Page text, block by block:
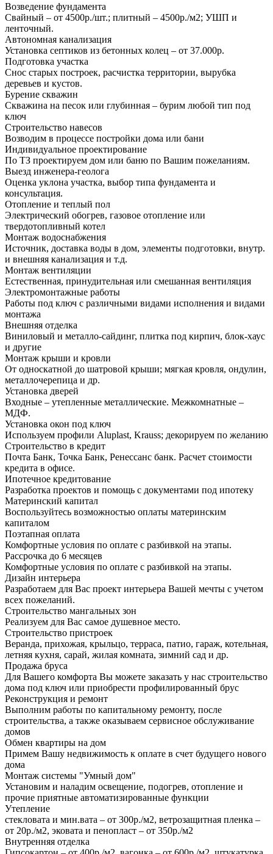
Возведение фундамента
Свайный – от 4500р./шт.; плитный – 4500р./м2; УШП и
ленточный.
Автономная канализация
Установка септиков из бетонных колец – от 37.000р.
Подготовка участка
Снос старых построек, расчистка территории, вырубка
деревьев и кустов.
Бурение скважин
Скважина на песок или глубинная – бурим любой тип под
ключ
Строительство навесов
Возводим в процессе постройки дома или бани
Индивидуальное проектирование
По ТЗ проектируем дом или баню по Вашим пожеланиям.
Выезд инженера-геолога
Оценка уклона участка, выбор типа фундамента и
консультация.
Отопление и теплый пол
Электрический обогрев, газовое отопление или
твердотопливный котел
Монтаж водоснабжения
Источник, доставка воды в дом, элементы подготовки, внутр.
и внешняя канализация и т.д.
Монтаж вентиляции
Естественная, принудительная или смешанная вентиляция
Электромонтажные работы
Работы под ключ с различными видами исполнения и видами
монтажа
Внешняя отделка
Виниловый и металло-сайдинг, плитка под кирпич, блок-хаус
и другие
Монтаж крыши и кровли
От односкатной до шатровой крыши; мягкая кровля, ондулин,
металлочерепица и др.
Установка дверей
Входные – утепленные металлические. Межкомнатные –
МДФ.
Установка окон под ключ
Используем профили Aluplast, Krauss; декорируем по желанию
Строительство в кредит
Почта Банк, Точка Банк, Ренессанс банк. Расчет стоимости
кредита в офисе.
Ипотечное кредитование
Разработка проектов и помощь с документами под ипотеку
Материнский капитал
Воспользуйтесь возможностью оплаты материнским
капиталом
Поэтапная оплата
Комфортные условия по оплате с разбивкой на этапы.
Рассрочка до 6 месяцев
Комфортные условия по оплате с разбивкой на этапы.
Дизайн интерьера
Разработаем для Вас проект интерьера Вашей мечты с учетом
всех пожеланий.
Строительство мангальных зон
Реализуем для Вас самое душевное место.
Строительство пристроек
Веранда, прихожая, крыльцо, терраса, патио, гараж, котельная,
летняя кухня, сарай, жилая комната, зимний сад и др.
Продажа бруса
Для Вашего комфорта Вы можете заказать у нас строительство
дома под ключ или приобрести профилированный брус
Реконструкция и ремонт
Выполним работы по капитальному ремонту, после
строительства, а также оказываем сервисное обслуживание
домов
Обмен квартиры на дом
Примем Вашу недвижимость к оплате в счет будущего нового
дома
Монтаж системы "Умный дом"
Установим и наладим освещение, подогрев, отопление и
прочие приятные автоматизированные функции
Утепление
стекловата и мин.вата – от 300р./м2, ветрозащитная пленка –
от 20р./м2, эковата и пенопласт – от 350р./м2
Внутренняя отделка